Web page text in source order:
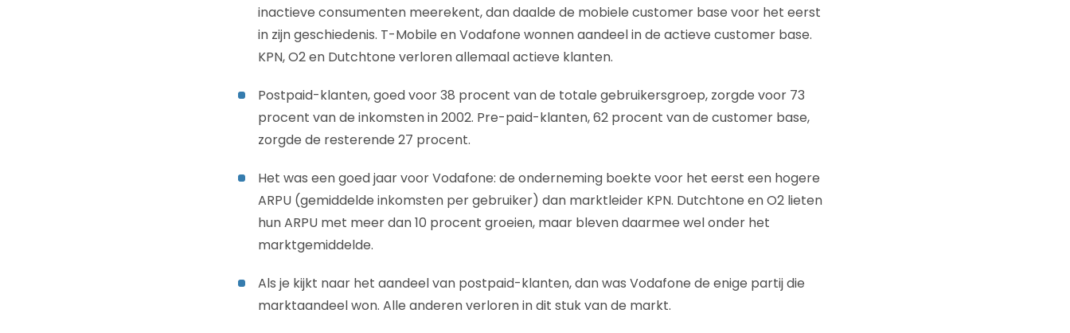
inactieve consumenten meerekent, dan daalde de mobiele customer base voor het eerst
in zijn geschiedenis. T-Mobile en Vodafone wonnen aandeel in de actieve customer base.
KPN, O2 en Dutchtone verloren allemaal actieve klanten.
Postpaid-klanten, goed voor 38 procent van de totale gebruikersgroep, zorgde voor 73
procent van de inkomsten in 2002. Pre-paid-klanten, 62 procent van de customer base,
zorgde de resterende 27 procent.
Het was een goed jaar voor Vodafone: de onderneming boekte voor het eerst een hogere
ARPU (gemiddelde inkomsten per gebruiker) dan marktleider KPN. Dutchtone en O2 lieten
hun ARPU met meer dan 10 procent groeien, maar bleven daarmee wel onder het
marktgemiddelde.
Als je kijkt naar het aandeel van postpaid-klanten, dan was Vodafone de enige partij die
marktaandeel won. Alle anderen verloren in dit stuk van de markt.